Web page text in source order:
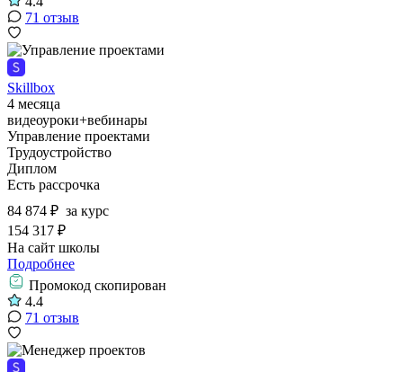
71 отзыв
Skillbox
4 месяца
видеоуроки+вебинары
Управление проектами
Трудоустройство
Диплом
Есть рассрочка
84 874 ₽ за курс
154 317 ₽
На сайт школы
Подробнее
Промокод скопирован
4.4
71 отзыв